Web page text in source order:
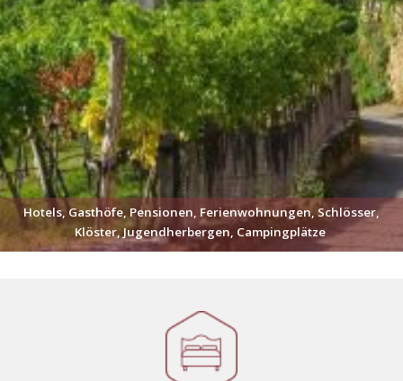
Hotels, Gasthöfe, Pensionen, Ferienwohnungen, Schlösser,
Klöster, Jugendherbergen, Campingplätze